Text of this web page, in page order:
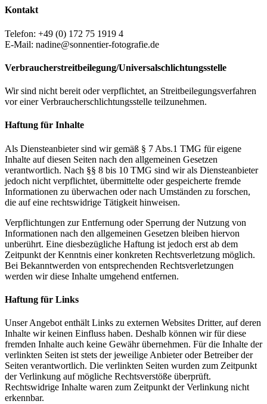
Kontakt
Telefon: +49 (0) 172 75 1919 4
E-Mail: nadine@sonnentier-fotografie.de
Verbraucher­streit­beilegung/Universal­schlichtungs­stelle
Wir sind nicht bereit oder verpflichtet, an Streitbeilegungsverfahren
vor einer Verbraucherschlichtungsstelle teilzunehmen.
Haftung für Inhalte
Als Diensteanbieter sind wir gemäß § 7 Abs.1 TMG für eigene
Inhalte auf diesen Seiten nach den allgemeinen Gesetzen
verantwortlich. Nach §§ 8 bis 10 TMG sind wir als Diensteanbieter
jedoch nicht verpflichtet, übermittelte oder gespeicherte fremde
Informationen zu überwachen oder nach Umständen zu forschen,
die auf eine rechtswidrige Tätigkeit hinweisen.
Verpflichtungen zur Entfernung oder Sperrung der Nutzung von
Informationen nach den allgemeinen Gesetzen bleiben hiervon
unberührt. Eine diesbezügliche Haftung ist jedoch erst ab dem
Zeitpunkt der Kenntnis einer konkreten Rechtsverletzung möglich.
Bei Bekanntwerden von entsprechenden Rechtsverletzungen
werden wir diese Inhalte umgehend entfernen.
Haftung für Links
Unser Angebot enthält Links zu externen Websites Dritter, auf deren
Inhalte wir keinen Einfluss haben. Deshalb können wir für diese
fremden Inhalte auch keine Gewähr übernehmen. Für die Inhalte der
verlinkten Seiten ist stets der jeweilige Anbieter oder Betreiber der
Seiten verantwortlich. Die verlinkten Seiten wurden zum Zeitpunkt
der Verlinkung auf mögliche Rechtsverstöße überprüft.
Rechtswidrige Inhalte waren zum Zeitpunkt der Verlinkung nicht
erkennbar.